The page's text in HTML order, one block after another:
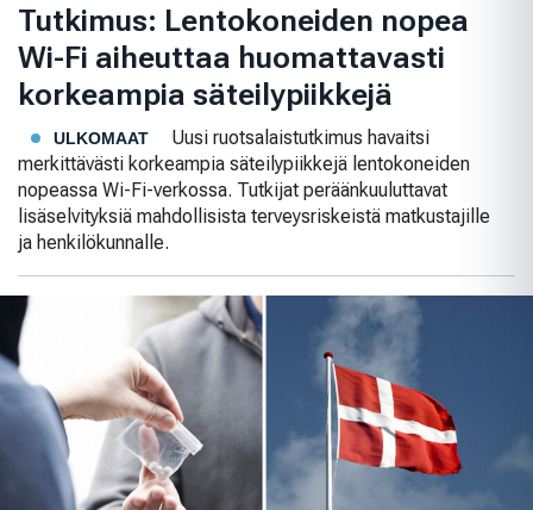
Tutkimus: Lentokoneiden nopea
Wi-Fi aiheuttaa huomattavasti
korkeampia säteilypiikkejä
ULKOMAAT
Uusi ruotsalaistutkimus havaitsi
merkittävästi korkeampia säteilypiikkejä lentokoneiden
nopeassa Wi-Fi-verkossa. Tutkijat peräänkuuluttavat
lisäselvityksiä mahdollisista terveysriskeistä matkustajille
ja henkilökunnalle.